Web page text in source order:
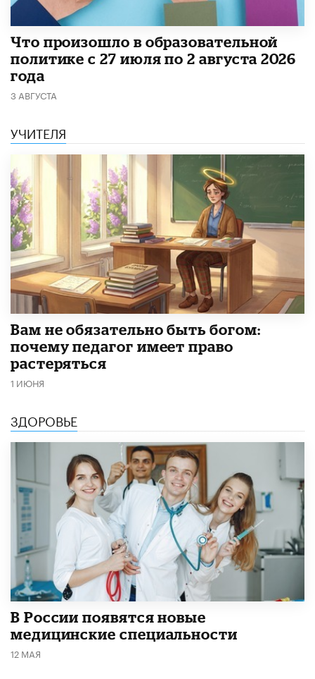
​Что произошло в образовательной
политике с 27 июля по 2 августа 2026
года
3 АВГУСТА
УЧИТЕЛЯ
​Вам не обязательно быть богом:
почему педагог имеет право
растеряться
1 ИЮНЯ
ЗДОРОВЬЕ
В России появятся новые
медицинские специальности
12 МАЯ